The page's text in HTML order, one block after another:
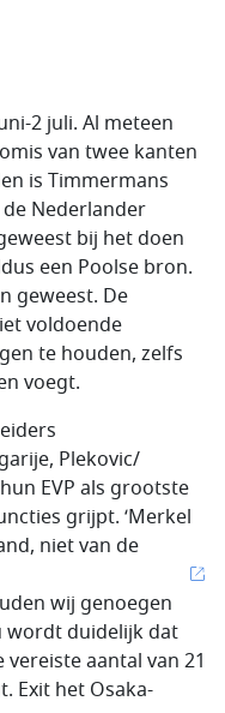
2 juli. Al meteen
van twee kanten
is Timmermans
de Nederlander
bij het doen
een Poolse bron.
geweest. De
voldoende
te houden, zelfs
voegt.
Plekovic/
EVP als grootste
grijpt. ‘Merkel
niet van de
wij genoegen
wordt duidelijk dat
aantal van 21
Exit het Osaka-